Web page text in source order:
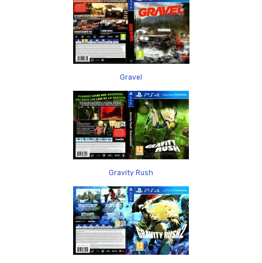
Gravel
Gravity Rush